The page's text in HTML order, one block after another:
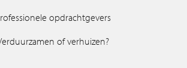
opdrachtgevers
of verhuizen?